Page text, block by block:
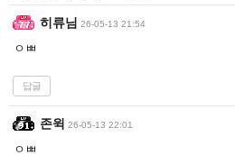
히류님 26-05-13 21:54
ㅇㅃ
답글
존윅 26-05-13 22:01
ㅇㅃ